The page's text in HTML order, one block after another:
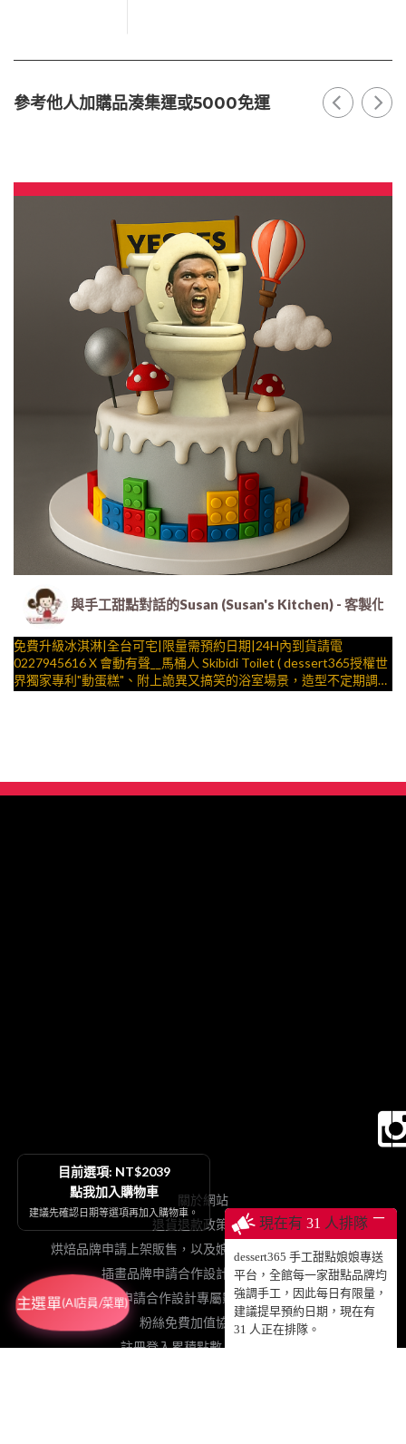
參考他人加購品湊集運或5000免運
與手工甜點對話的Susan (Susan's Kitchen) - 客製化
免費升級冰淇淋|全台可宅|限量需預約日期|24H內到貨請電
0227945616 X 會動有聲__馬桶人 Skibidi Toilet ( dessert365授權世
界獨家專利"動蛋糕"、附上詭異又搞笑的浴室場景，造型不定期調
現在有 31 人排隊 ─
dessert365 手工甜點娘娘專送
平台，全館每一家甜點品牌均
強調手工，因此每日有限量，
建議提早預約日期，現在有
31 人正在排隊。
關於網站
退貨退款政策契約
烘焙品牌申請上架販售，以及娘娘專送、動蛋糕授權等
插畫品牌申請合作設計手工甜點販售
網紅申請合作設計專屬影片動蛋糕販售
粉絲免費加值協力網站
註冊登入累積點數、查詢訂單
目前選項: NT$2039
點我加入購物車
建議先確認日期等選項再加入購物車。
主選單(AI店員/菜單)